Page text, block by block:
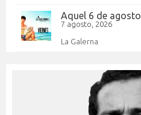
Aquel 6 de agosto
7 agosto, 2026
La Galerna